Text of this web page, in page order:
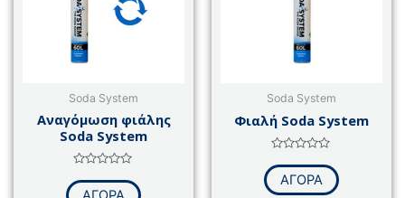
Soda System
Αναγόμωση φιάλης
Soda System
με
Soda System
Φιαλή Soda System
με
από
ΑΓΟΡΑ